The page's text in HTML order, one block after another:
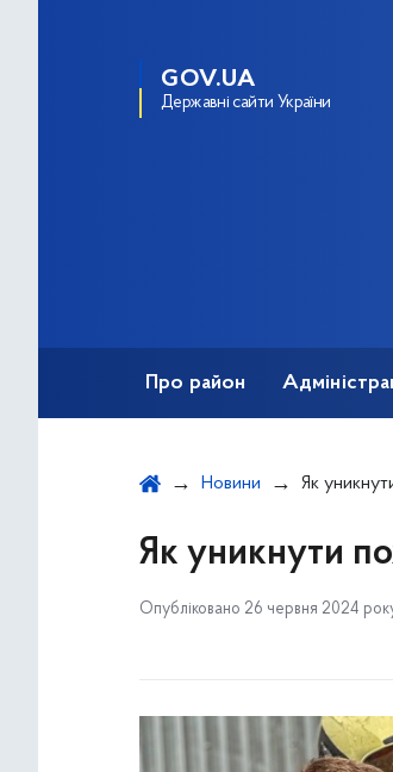
GOV.UA
Державні сайти України
Про район
Новини Як
Як уникнути
Опубліковано 26 червня 2024